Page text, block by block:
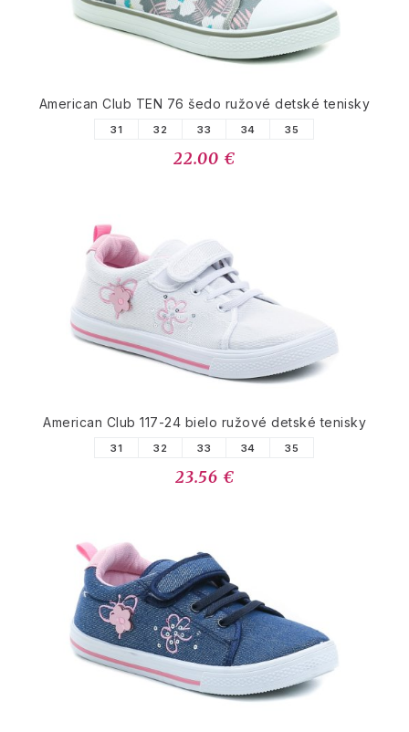
American Club TEN 76 šedo ružové detské tenisky
31 32 33 34 35
22.00 €
American Club 117-24 bielo ružové detské tenisky
31 32 33 34 35
23.56 €